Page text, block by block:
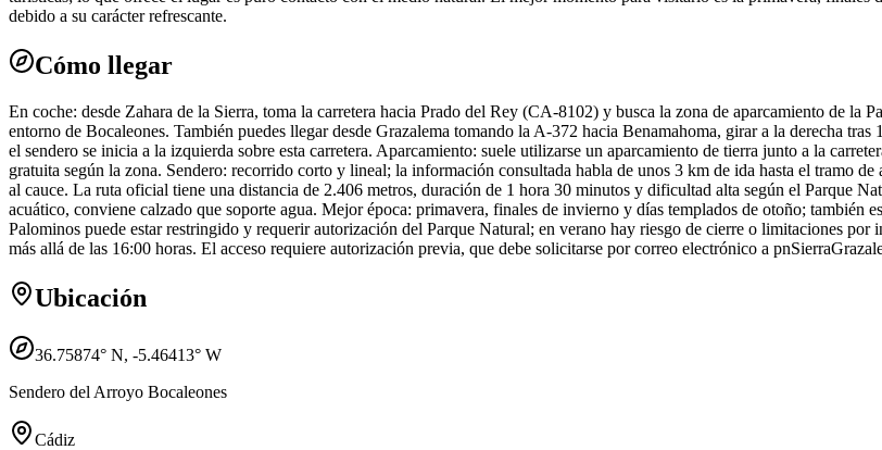
debido a su carácter refrescante.
Cómo llegar
En coche: desde Zahara de la Sierra, toma la carretera hacia Prado del Rey (CA-8102) y busca la zona de aparcamiento de la
entorno de Bocaleones. También puedes llegar desde Grazalema tomando la A-372 hacia Benamahoma, girar a la derecha
el sendero se inicia a la izquierda sobre esta carretera. Aparcamiento: suele utilizarse un aparcamiento de tierra junto a la
gratuita según la zona. Sendero: recorrido corto y lineal; la información consultada habla de unos 3 km de ida hasta el tramo
al cauce. La ruta oficial tiene una distancia de 2.406 metros, duración de 1 hora 30 minutos y dificultad alta según el Parque
acuático, conviene calzado que soporte agua. Mejor época: primavera, finales de invierno y días templados de otoño; también
Palominos puede estar restringido y requerir autorización del Parque Natural; en verano hay riesgo de cierre o limitaciones
más allá de las 16:00 horas. El acceso requiere autorización previa, que debe solicitarse por correo electrónico a
Ubicación
36.75874° N, -5.46413° W
Sendero del Arroyo Bocaleones
Cádiz